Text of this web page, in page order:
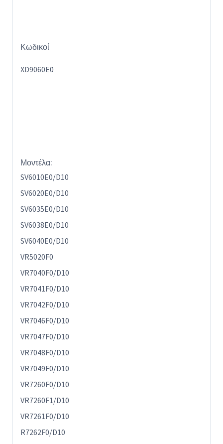
Κωδικοί
XD9060E0
Μοντέλα:
SV6010E0/D10
SV6020E0/D10
SV6035E0/D10
SV6038E0/D10
SV6040E0/D10
VR5020F0
VR7040F0/D10
VR7041F0/D10
VR7042F0/D10
VR7046F0/D10
VR7047F0/D10
VR7048F0/D10
VR7049F0/D10
VR7260F0/D10
VR7260F1/D10
VR7261F0/D10
R7262F0/D10